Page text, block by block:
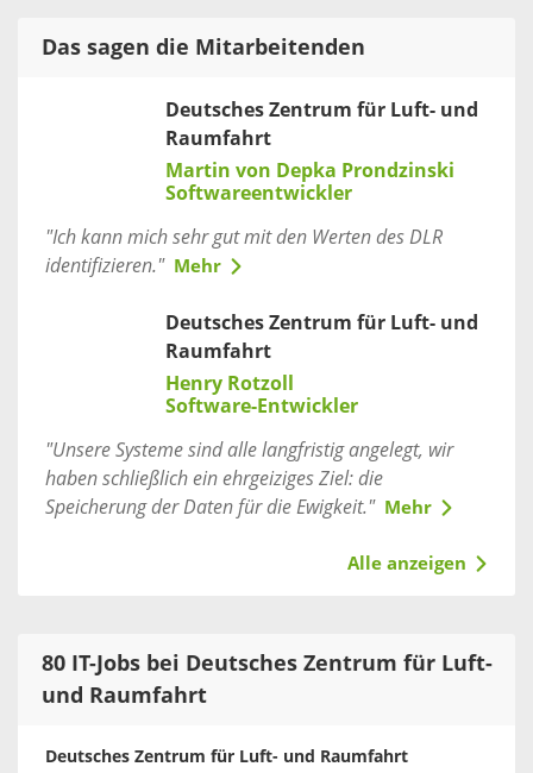
Das sagen die Mitarbeitenden
Deutsches Zentrum für Luft- und
Raumfahrt
Martin von Depka Prondzinski
Softwareentwickler
"Ich kann mich sehr gut mit den Werten des DLR
identifizieren." Mehr
Deutsches Zentrum für Luft- und
Raumfahrt
Henry Rotzoll
Software-Entwickler
"Unsere Systeme sind alle langfristig angelegt, wir
haben schließlich ein ehrgeiziges Ziel: die
Speicherung der Daten für die Ewigkeit." Mehr
Alle anzeigen
80 IT-Jobs bei Deutsches Zentrum für Luft-
und Raumfahrt
Deutsches Zentrum für Luft- und Raumfahrt